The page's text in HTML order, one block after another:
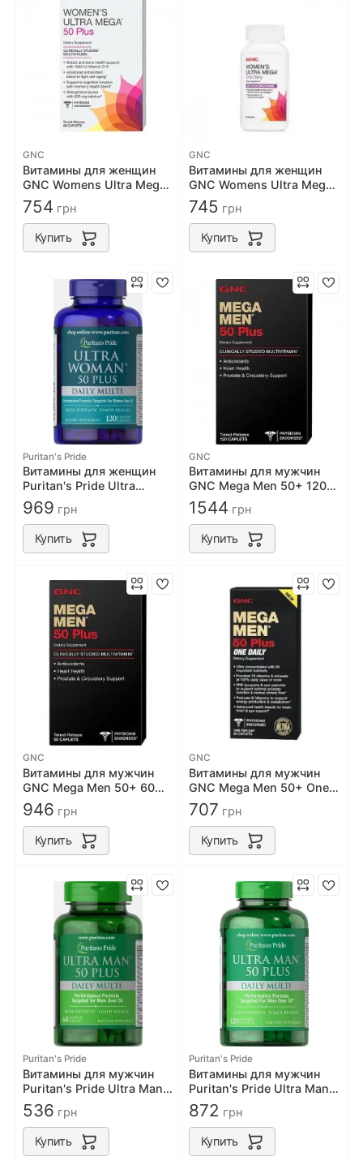
GNC
Витамины для женщин
GNC Womens Ultra Mega
50+ 60 caps
754 грн
Купить
GNC
Витамины для женщин
GNC Womens Ultra Mega
50+ One Daily 60 caps
745 грн
Купить
Puritan's Pride
Витамины для женщин
Puritan's Pride Ultra
Woman 50 Plus 120capl
969 грн
Купить
GNC
Витамины для мужчин
GNC Mega Men 50+ 120
caps
1544 грн
Купить
GNC
Витамины для мужчин
GNC Mega Men 50+ 60
caps
946 грн
Купить
GNC
Витамины для мужчин
GNC Mega Men 50+ One
Daily 60caps
707 грн
Купить
Puritan's Pride
Витамины для мужчин
Puritan's Pride Ultra Man™
50 Plus 60 Caplets
536 грн
Купить
Puritan's Pride
Витамины для мужчин
Puritan's Pride Ultra Man
50 Plus daily multi 120
caps
872 грн
Купить